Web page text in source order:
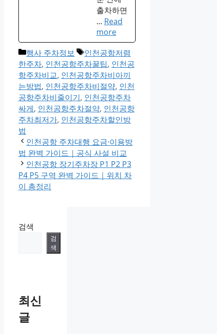
출차하면
... Read
more
Categories
행사 주차정보 Tags
인천공항저렴
한주차, 인천공항주차꿀팁, 인천공
항주차비교, 인천공항주차비아끼
는방법, 인천공항주차비절약, 인천
공항주차비줄이기, 인천공항주차
싸게, 인천공항주차절약, 인천공항
주차최저가, 인천공항주차할인방
법
인천공항 주차대행 요금·이용방
법 완벽 가이드｜공식 사설 비교
인천공항 장기주차장 P1 P2 P3
P4 P5 구역 완벽 가이드｜위치 차
이 총정리
검색
검
색
최신
글